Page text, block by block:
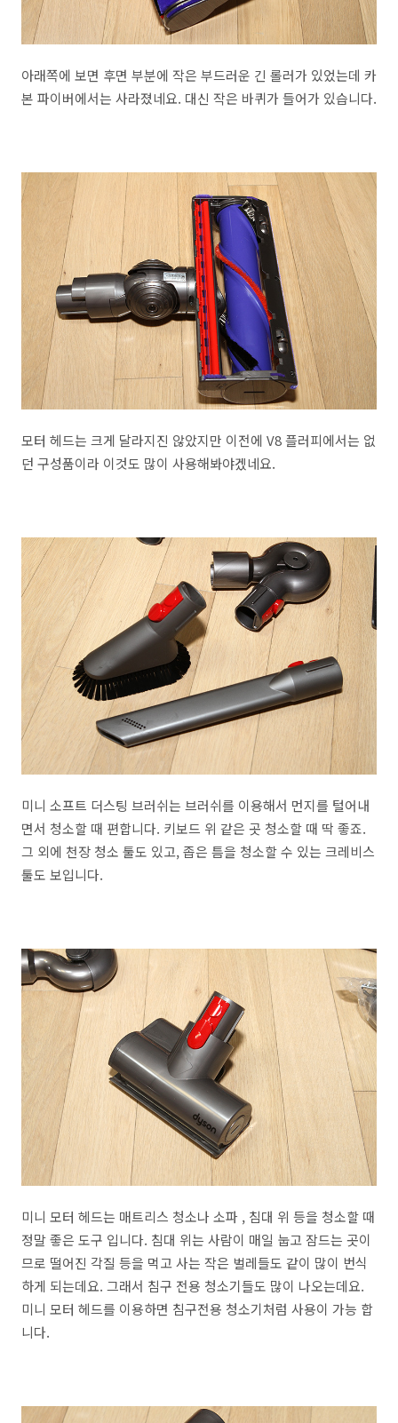
아래쪽에 보면 후면 부분에 작은 부드러운 긴 롤러가 있었는데 카
본 파이버에서는 사라졌네요. 대신 작은 바퀴가 들어가 있습니다.
모터 헤드는 크게 달라지진 않았지만 이전에 V8 플러피에서는 없
던 구성품이라 이것도 많이 사용해봐야겠네요.
미니 소프트 더스팅 브러쉬는 브러쉬를 이용해서 먼지를 털어내
면서 청소할 때 편합니다. 키보드 위 같은 곳 청소할 때 딱 좋죠.
그 외에 천장 청소 툴도 있고, 좁은 틈을 청소할 수 있는 크레비스
툴도 보입니다.
미니 모터 헤드는 매트리스 청소나 소파 , 침대 위 등을 청소할 때
정말 좋은 도구 입니다. 침대 위는 사람이 매일 눕고 잠드는 곳이
므로 떨어진 각질 등을 먹고 사는 작은 벌레들도 같이 많이 번식
하게 되는데요. 그래서 침구 전용 청소기들도 많이 나오는데요.
미니 모터 헤드를 이용하면 침구전용 청소기처럼 사용이 가능 합
니다.